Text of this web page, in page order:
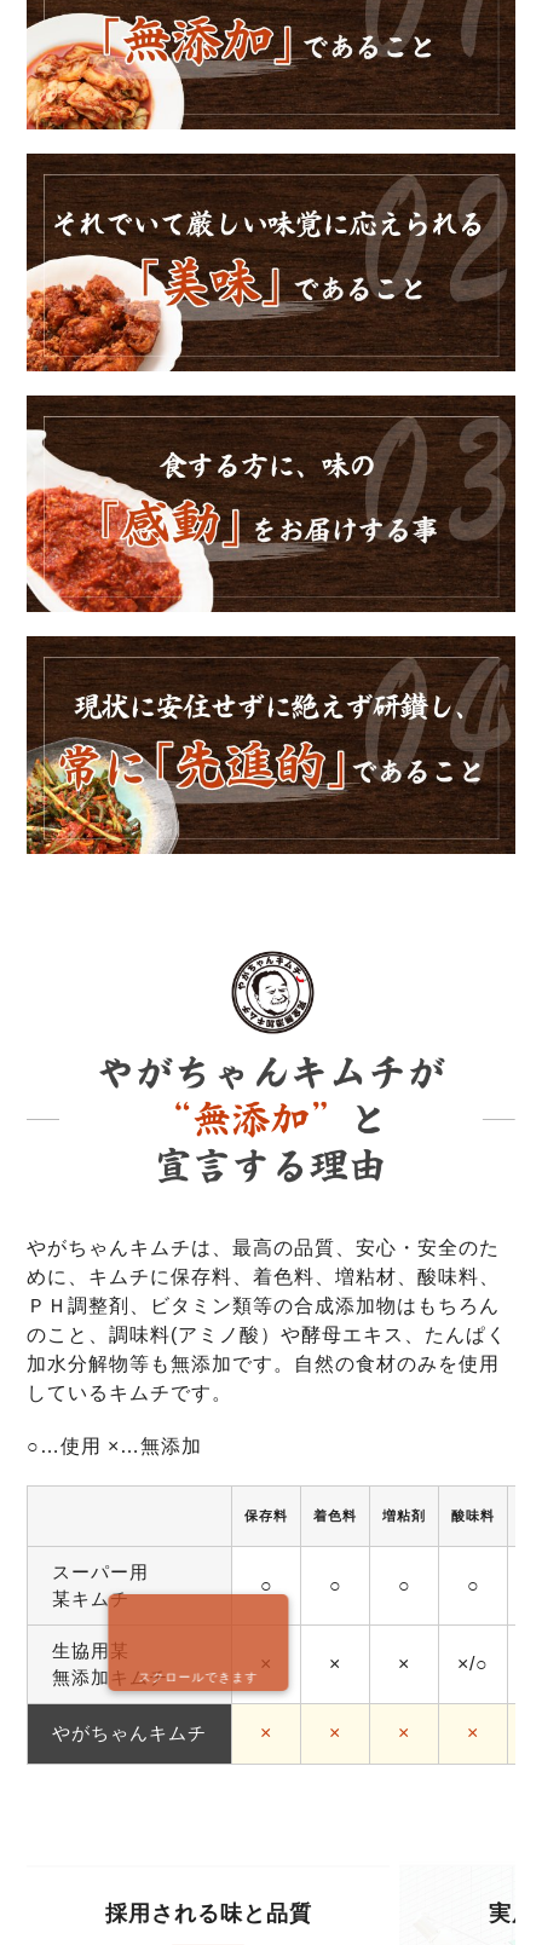
やがちゃんキムチは、最高の品質、安心・安全のた
めに、キムチに保存料、着色料、増粘材、酸味料、
ＰＨ調整剤、ビタミン類等の合成添加物はもちろん
のこと、調味料(アミノ酸）や酵母エキス、たんぱく
加水分解物等も無添加です。自然の食材のみを使用
しているキムチです。
○…使用 ×…無添加
保存料 着色料 増粘剤 酸味料
スーパー用
某キムチ
○ ○ ○ ○
生協用某
無添加キムチ
× × × ×/○
やがちゃんキムチ × × × ×
スクロールできます
採用される味と品質 実店